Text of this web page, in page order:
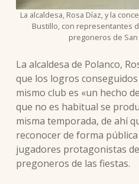
La alcaldesa, Rosa Díaz, y la
Bustillo, con representantes
pregoneros de
La alcaldesa de Polanco,
que los logros
mismo club es «un hecho
que no es habitual se
misma temporada, de ahí
reconocer de forma
jugadores protagonistas
pregoneros de las fiestas.